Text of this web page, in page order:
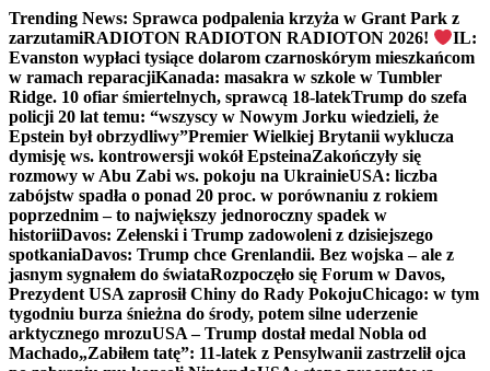
Trending News: Sprawca podpalenia krzyża w Grant Park z
zarzutamiRADIOTON RADIOTON RADIOTON 2026!
IL:
Evanston wypłaci tysiące dolarom czarnoskórym mieszkańcom
w ramach reparacjiKanada: masakra w szkole w Tumbler
Ridge. 10 ofiar śmiertelnych, sprawcą 18-latekTrump do szefa
policji 20 lat temu: “wszyscy w Nowym Jorku wiedzieli, że
Epstein był obrzydliwy”Premier Wielkiej Brytanii wyklucza
dymisję ws. kontrowersji wokół EpsteinaZakończyły się
rozmowy w Abu Zabi ws. pokoju na UkrainieUSA: liczba
zabójstw spadła o ponad 20 proc. w porównaniu z rokiem
poprzednim – to największy jednoroczny spadek w
historiiDavos: Zełenski i Trump zadowoleni z dzisiejszego
spotkaniaDavos: Trump chce Grenlandii. Bez wojska – ale z
jasnym sygnałem do świataRozpoczęło się Forum w Davos,
Prezydent USA zaprosił Chiny do Rady PokojuChicago: w tym
tygodniu burza śnieżna do środy, potem silne uderzenie
arktycznego mrozuUSA – Trump dostał medal Nobla od
Machado„Zabiłem tatę”: 11-latek z Pensylwanii zastrzelił ojca